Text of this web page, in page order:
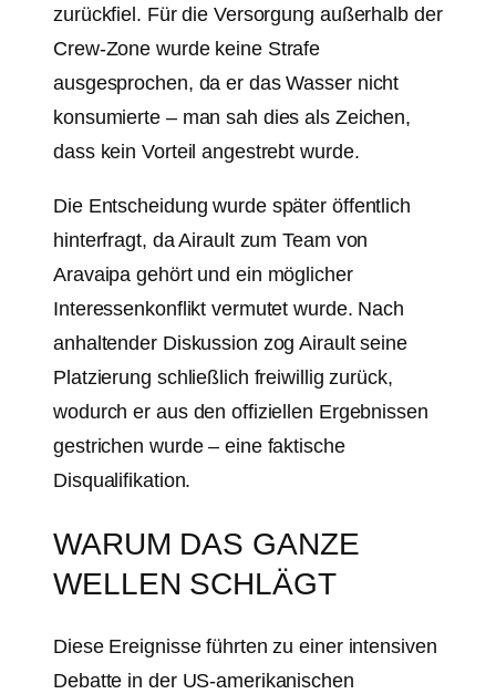
zurückfiel. Für die Versorgung außerhalb der
Crew-Zone wurde keine Strafe
ausgesprochen, da er das Wasser nicht
konsumierte – man sah dies als Zeichen,
dass kein Vorteil angestrebt wurde.
Die Entscheidung wurde später öffentlich
hinterfragt, da Airault zum Team von
Aravaipa gehört und ein möglicher
Interessenkonflikt vermutet wurde. Nach
anhaltender Diskussion zog Airault seine
Platzierung schließlich freiwillig zurück,
wodurch er aus den offiziellen Ergebnissen
gestrichen wurde – eine faktische
Disqualifikation.
WARUM DAS GANZE
WELLEN SCHLÄGT
Diese Ereignisse führten zu einer intensiven
Debatte in der US-amerikanischen